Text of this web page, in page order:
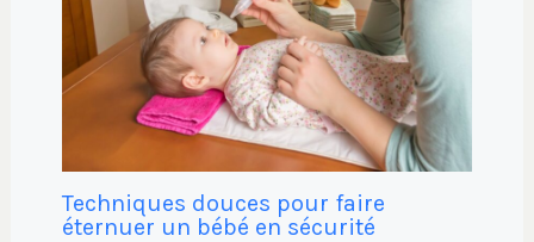
Techniques douces pour faire
éternuer un bébé en sécurité